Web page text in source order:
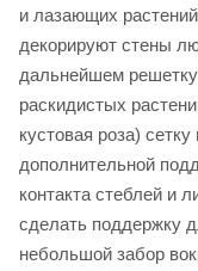
и лазающих
декорируют стены
дальнейшем
раскидистых
кустовая роза)
дополнительной
контакта стеблей и
сделать поддержку
небольшой забор